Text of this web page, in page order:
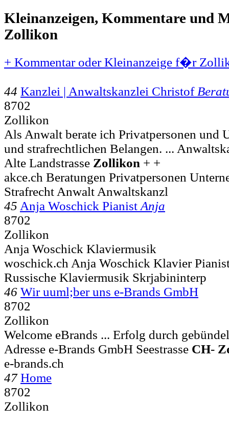
Kleinanzeigen, Kommentare und
Zollikon
+ Kommentar oder Kleinanzeige f�r
44 Kanzlei | Anwaltskanzlei Christof
8702
Zollikon
Als Anwalt berate ich Privatpersonen und
und strafrechtlichen Belangen. ...
Alte Landstrasse Zollikon + +
akce.ch Beratungen Privatpersonen
Strafrecht Anwalt Anwaltskanzl
45 Anja Woschick Pianist Anja
8702
Zollikon
Anja Woschick Klaviermusik
woschick.ch Anja Woschick Klavier
Russische Klaviermusik Skrjabininterp
46 Wir uuml;ber uns e-Brands GmbH
8702
Zollikon
Welcome eBrands ... Erfolg durch
Adresse e-Brands GmbH Seestrasse CH-
e-brands.ch
47 Home
8702
Zollikon